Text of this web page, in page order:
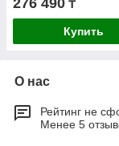
276 490 ₸
Купить
О нас
Рейтинг не
Менее 5